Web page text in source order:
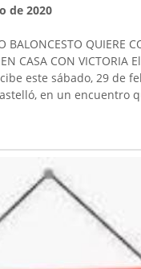
de 2020
BALONCESTO QUIERE
CASA CON VICTORIA
este sábado, 29 de
en un encuentro